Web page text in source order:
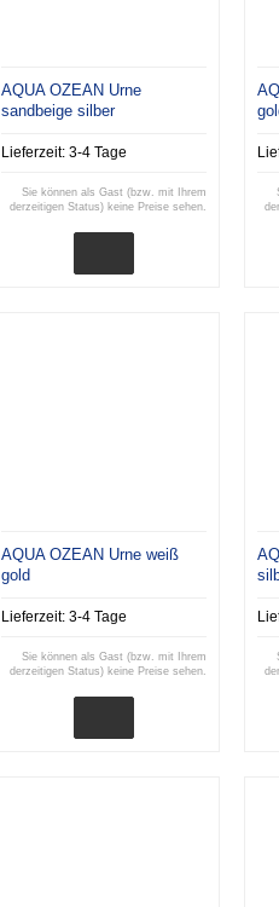
AQUA OZEAN Urne
sandbeige silber
Lieferzeit: 3-4 Tage
Sie können als Gast (bzw. mit Ihrem
derzeitigen Status) keine Preise sehen.
AQUA OZEAN Urne weiß
gold
Lieferzeit: 3-4 Tage
Sie können als Gast (bzw. mit Ihrem
derzeitigen Status) keine Preise sehen.